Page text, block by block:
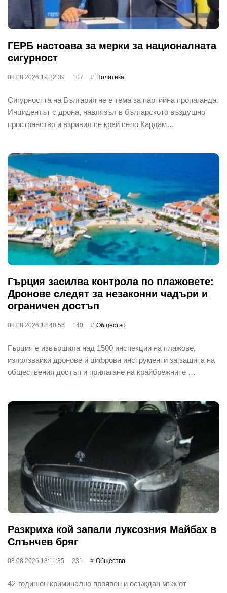
ГЕРБ настоава за мерки за националната
сигурност
08.08.2026 19:22:39 107 Политика
Сигурността на България не е тема за партийна пропаганда.
Инцидентът с дрона, навлязъл в българското въздушно
пространство и взривил се край село Кардам…
Гърция засилва контрола по плажовете:
Дронове следят за незаконни чадъри и
ограничен достъп
08.08.2026 18:40:56 140 Общество
Гърция е извършила над 1500 инспекции на плажове,
използвайки дронове и цифрови инструменти за защита на
обществения достъп и прилагане на крайбрежните …
Разкриха кой запали луксозния Майбах в
Слънчев бряг
08.08.2026 18:11:35 231 Общество
42-годишен криминално проявен и осъждан мъж от